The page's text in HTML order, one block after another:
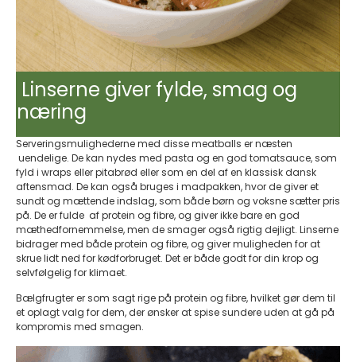
Linserne giver fylde, smag og
næring
Serveringsmulighederne med disse meatballs er næsten
uendelige. De kan nydes med pasta og en god tomatsauce, som
fyld i wraps eller pitabrød eller som en del af en klassisk dansk
aftensmad. De kan også bruges i madpakken, hvor de giver et
sundt og mættende indslag, som både børn og voksne sætter pris
på. De er fulde af protein og fibre, og giver ikke bare en god
mæthedfornemmelse, men de smager også rigtig dejligt. Linserne
bidrager med både protein og fibre, og giver muligheden for at
skrue lidt ned for kødforbruget. Det er både godt for din krop og
selvfølgelig for klimaet.
Bælgfrugter er som sagt rige på protein og fibre, hvilket gør dem til
et oplagt valg for dem, der ønsker at spise sundere uden at gå på
kompromis med smagen.